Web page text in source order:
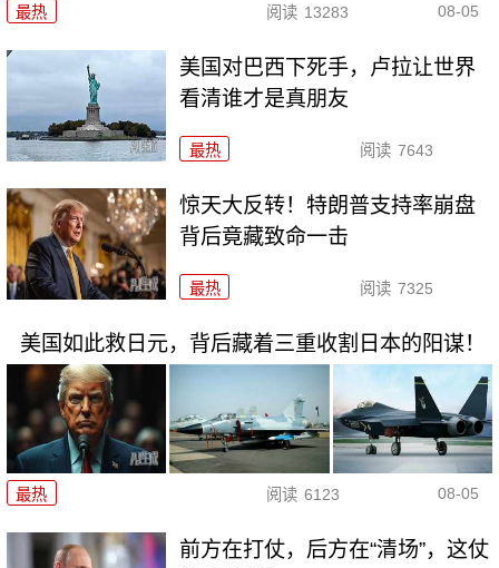
最热 阅读 13283 08-05
美国对巴西下死手，卢拉让世界
看清谁才是真朋友
最热 阅读 7643
惊天大反转！特朗普支持率崩盘
背后竟藏致命一击
最热 阅读 7325
美国如此救日元，背后藏着三重收割日本的阳谋！
最热 阅读 6123 08-05
前方在打仗，后方在“清场”，这仗